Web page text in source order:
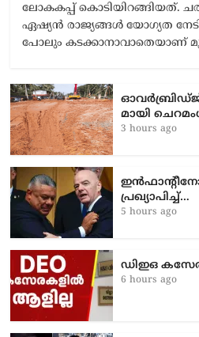
ലോകകപ്പ് കൊടിയിറങ്ങിയത്.
ഏഷ്യൻ രാജ്യങ്ങള്‍ യോഗ്യത
പോലും കടക്കാനാവാതെയാണ്
ഓവർബ്രിഡ്ജ്
മാ​യി
3 hours ago
പ്രഖ്യാപിച്ച്…
5 hours ago
ഡിഇഒ
6 hours ago